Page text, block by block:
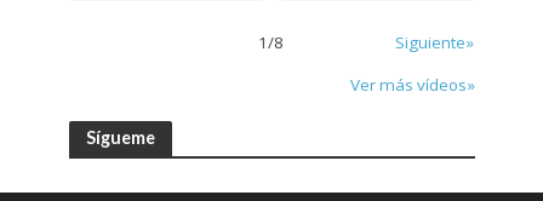
1/8
Siguiente»
Ver más vídeos»
Sígueme